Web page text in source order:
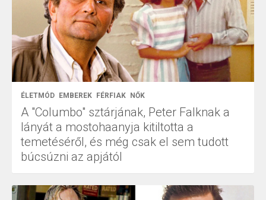
ÉLETMÓD EMBEREK FÉRFIAK NŐK
A "Columbo" sztárjának, Peter Falknak a
lányát a mostohaanyja kitiltotta a
temetéséről, és még csak el sem tudott
búcsúzni az apjától